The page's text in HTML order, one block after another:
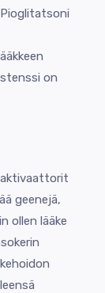
on
geenejä,
ollen lääke